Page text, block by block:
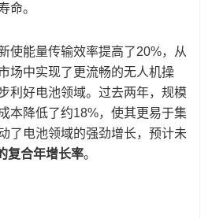
命。
使能量传输效率提高了20%，从
场中实现了更流畅的无人机操
利好电池领域。过去两年，规模
本降低了约18%，使其更易于集
了电池领域的强劲增长，预计未
复合年增长率。